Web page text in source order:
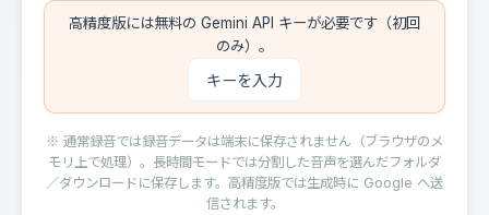
高精度版には無料の Gemini API キーが必要です（初回
のみ）。
キーを入力
※ 通常録音では録音データは端末に保存されません（ブラウザのメ
モリ上で処理）。長時間モードでは分割した音声を選んだフォルダ
／ダウンロードに保存します。高精度版では生成時に Google へ送
信されます。